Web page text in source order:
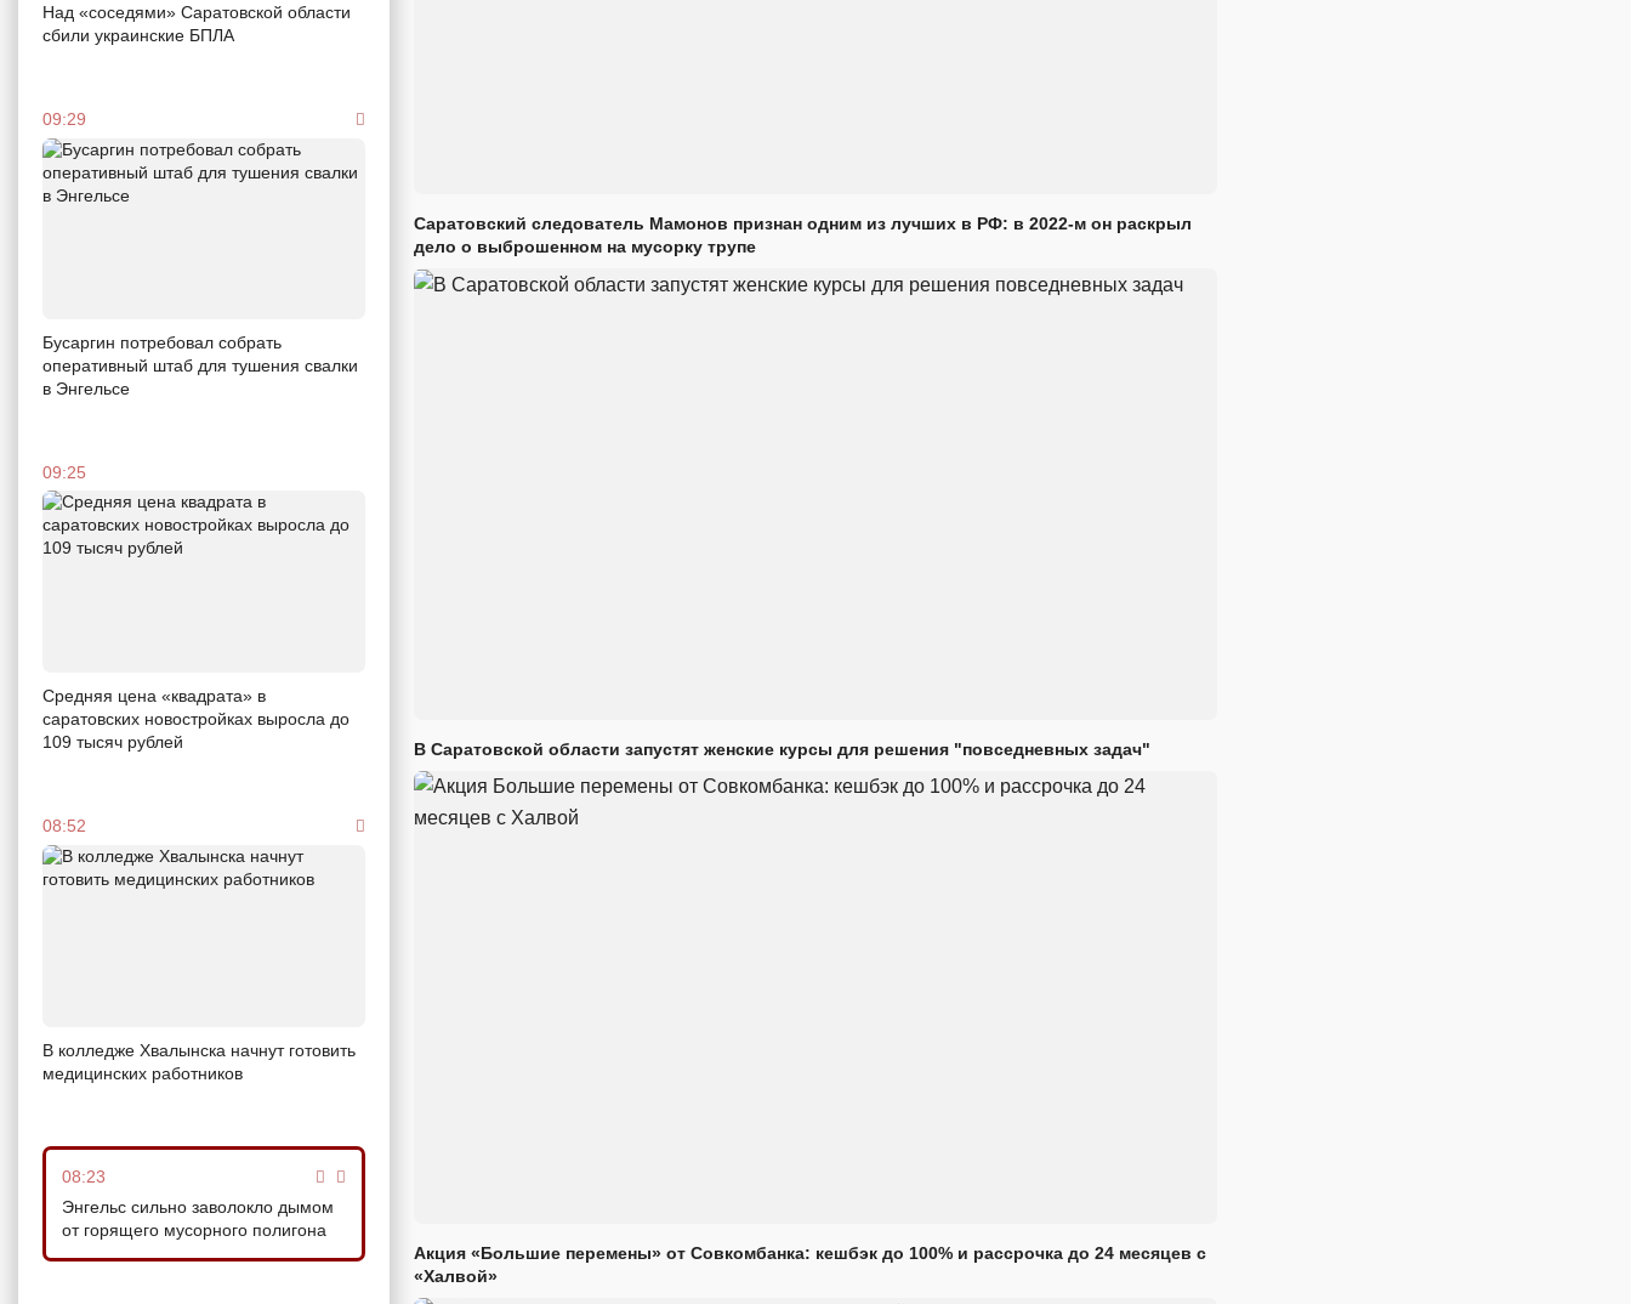
Над «соседями» Саратовской области
сбили украинские БПЛА
09:29
Бусаргин потребовал собрать
оперативный штаб для тушения свалки
в Энгельсе
09:25
Средняя цена «квадрата» в
саратовских новостройках выросла до
109 тысяч рублей
08:52
В колледже Хвалынска начнут готовить
медицинских работников
08:23
Энгельс сильно заволокло дымом
от горящего мусорного полигона
Саратовский следователь Мамонов признан одним из лучших в РФ: в 2022-м он раскрыл
дело о выброшенном на мусорку трупе
В Саратовской области запустят женские курсы для решения "повседневных задач"
Акция «Большие перемены» от Совкомбанка: кешбэк до 100% и рассрочка до 24 месяцев с
«Халвой»